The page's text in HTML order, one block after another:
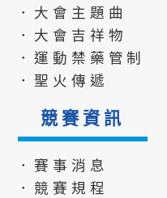
．大會主題曲
．大會吉祥物
．運動禁藥管制
．聖火傳遞
競賽資訊
．賽事消息
．競賽規程